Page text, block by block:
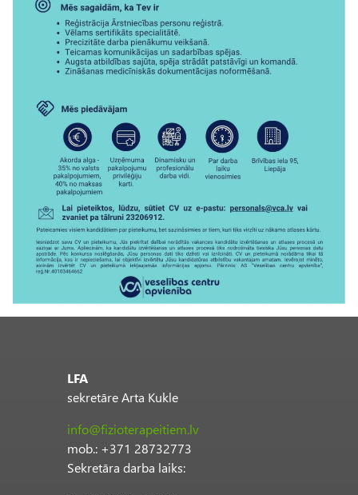
LFA
sekretāre Arta Kukle
info@fizioterapeitiem.lv
mob.: +371 28732773
Sekretāra darba laiks: